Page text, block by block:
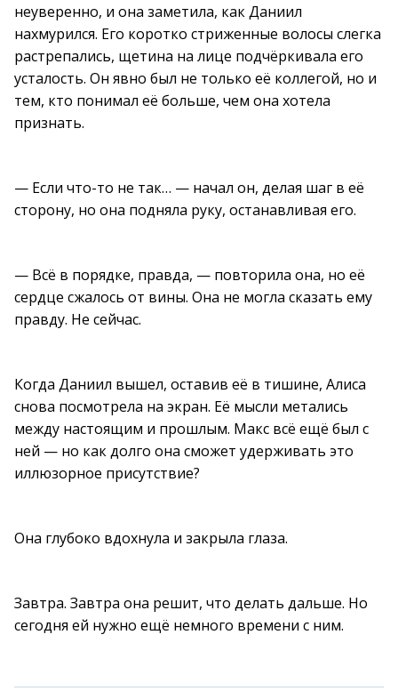
неуверенно, и она заметила, как Даниил
нахмурился. Его коротко стриженные волосы слегка
растрепались, щетина на лице подчёркивала его
усталость. Он явно был не только её коллегой, но и
тем, кто понимал её больше, чем она хотела
признать.
— Если что-то не так… — начал он, делая шаг в её
сторону, но она подняла руку, останавливая его.
— Всё в порядке, правда, — повторила она, но её
сердце сжалось от вины. Она не могла сказать ему
правду. Не сейчас.
Когда Даниил вышел, оставив её в тишине, Алиса
снова посмотрела на экран. Её мысли метались
между настоящим и прошлым. Макс всё ещё был с
ней — но как долго она сможет удерживать это
иллюзорное присутствие?
Она глубоко вдохнула и закрыла глаза.
Завтра. Завтра она решит, что делать дальше. Но
сегодня ей нужно ещё немного времени с ним.